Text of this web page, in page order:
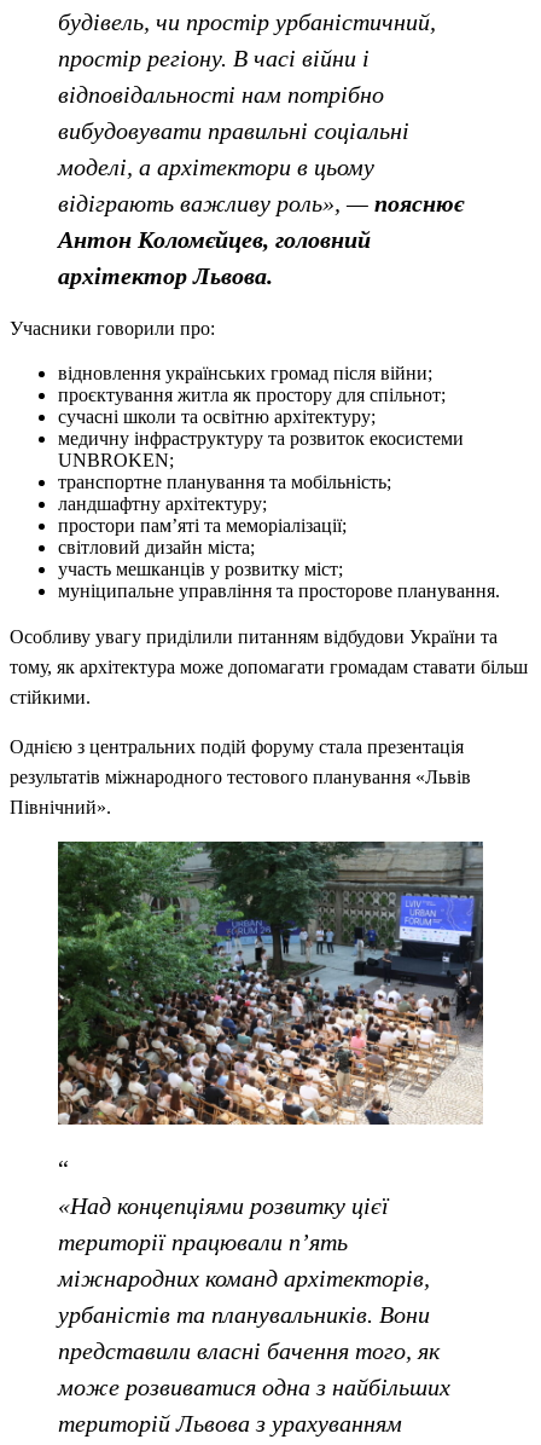
будівель, чи простір урбаністичний,
простір регіону. В часі війни і
відповідальності нам потрібно
вибудовувати правильні соціальні
моделі, а архітектори в цьому
відіграють важливу роль», — пояснює
Антон Коломєйцев, головний
архітектор Львова.
Учасники говорили про:
відновлення українських громад після війни;
проєктування житла як простору для спільнот;
сучасні школи та освітню архітектуру;
медичну інфраструктуру та розвиток екосистеми
UNBROKEN;
транспортне планування та мобільність;
ландшафтну архітектуру;
простори пам’яті та меморіалізації;
світловий дизайн міста;
участь мешканців у розвитку міст;
муніципальне управління та просторове планування.
Особливу увагу приділили питанням відбудови України та
тому, як архітектура може допомагати громадам ставати більш
стійкими.
Однією з центральних подій форуму стала презентація
результатів міжнародного тестового планування «Львів
Північний».
«Над концепціями розвитку цієї
території працювали п’ять
міжнародних команд архітекторів,
урбаністів та планувальників. Вони
представили власні бачення того, як
може розвиватися одна з найбільших
територій Львова з урахуванням